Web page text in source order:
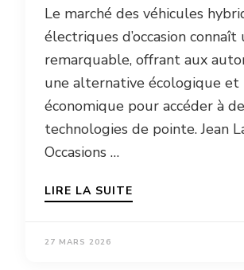
Le marché des véhicules
électriques d’occasion connaît
remarquable, offrant aux
une alternative écologique et
économique pour accéder à
technologies de pointe. Jean
Occasions …
LIRE LA SUITE
27 MARS 2026